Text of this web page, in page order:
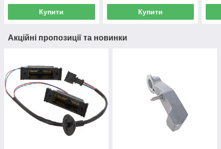
Купити Купити
Акційні пропозиції та новинки